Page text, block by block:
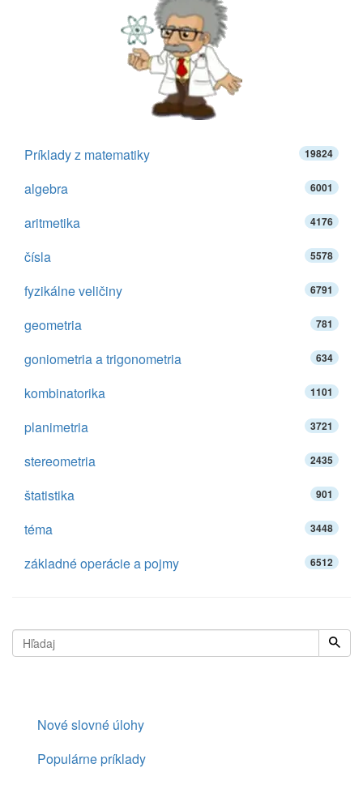
Príklady z matematiky 19824
algebra 6001
aritmetika 4176
čísla 5578
fyzikálne veličiny 6791
geometria 781
goniometria a trigonometria 634
kombinatorika 1101
planimetria 3721
stereometria 2435
štatistika 901
téma 3448
základné operácie a pojmy 6512
Nové slovné úlohy
Populárne príklady